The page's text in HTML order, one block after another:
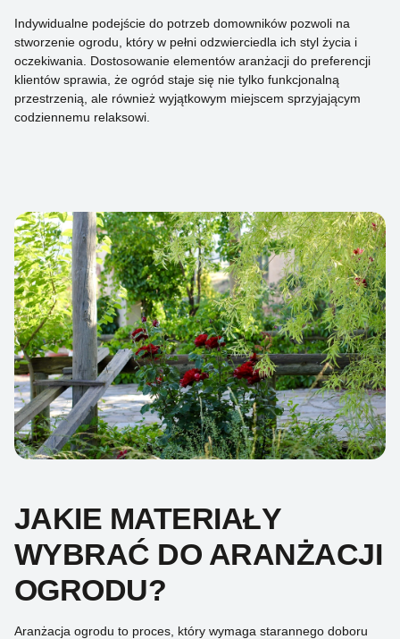
Indywidualne podejście do potrzeb domowników pozwoli na
stworzenie ogrodu, który w pełni odzwierciedla ich styl życia i
oczekiwania. Dostosowanie elementów aranżacji do preferencji
klientów sprawia, że ogród staje się nie tylko funkcjonalną
przestrzenią, ale również wyjątkowym miejscem sprzyjającym
codziennemu relaksowi.
JAKIE MATERIAŁY
WYBRAĆ DO ARANŻACJI
OGRODU?
Aranżacja ogrodu to proces, który wymaga starannego doboru